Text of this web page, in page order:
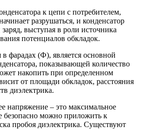
к цепи с потребителем,
разрушаться, и конденсатор
выступая в роли источника
потенциалов обкладок.
в фарадах (Ф), является основной
показывающей количество
накопить при определенном
от площади обкладок, расстояния
диэлектрика.
напряжение – это максимальное
безопасно можно приложить к
пробоя диэлектрика. Существуют